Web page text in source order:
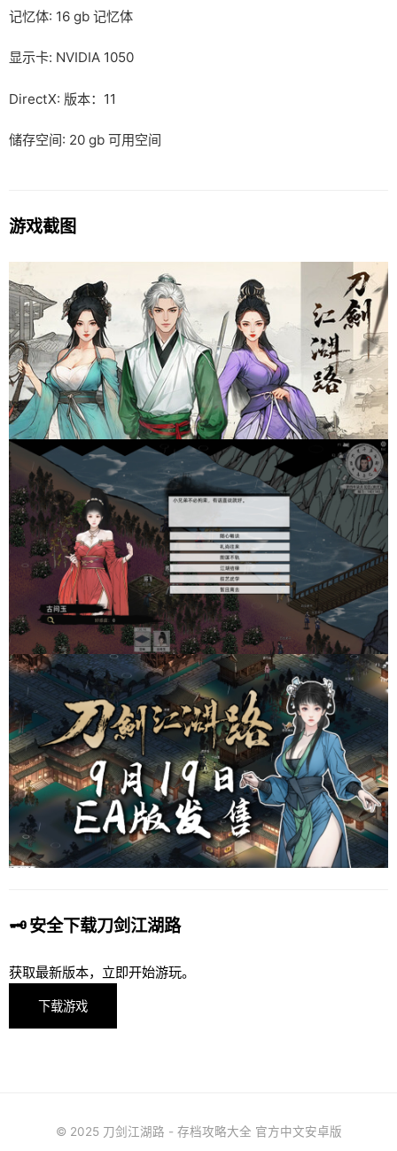
记忆体: 16 gb 记忆体
显示卡: NVIDIA 1050
DirectX: 版本：11
储存空间: 20 gb 可用空间
游戏截图
🗝️ 安全下载刀剑江湖路
获取最新版本，立即开始游玩。
下载游戏
© 2025 刀剑江湖路 - 存档攻略大全 官方中文安卓版